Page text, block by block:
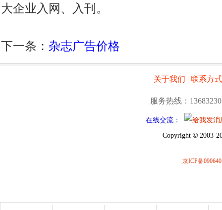
大企业入网、入刊。
下一条： 杂志广告价格
关于我们 | 联系方式
服务热线：
在线交流：
Copyright © 2003-
京ICP备